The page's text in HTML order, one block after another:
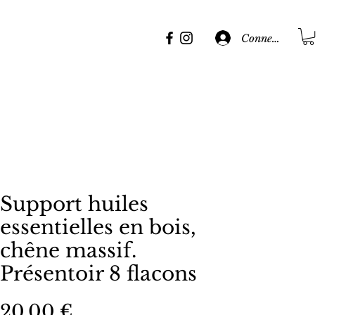
Connexion
Support huiles
essentielles en bois,
chêne massif.
Présentoir 8 flacons